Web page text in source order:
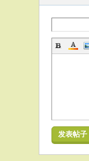
发表帖子